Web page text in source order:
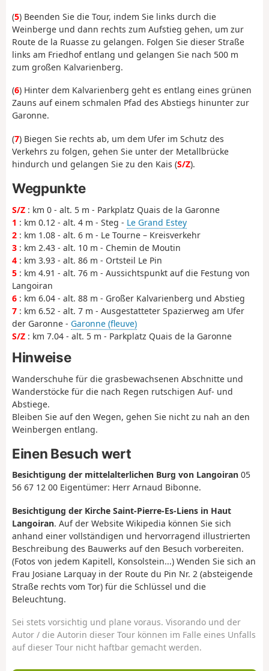
(5) Beenden Sie die Tour, indem Sie links durch die
Weinberge und dann rechts zum Aufstieg gehen, um zur
Route de la Ruasse zu gelangen. Folgen Sie dieser Straße
links am Friedhof entlang und gelangen Sie nach 500 m
zum großen Kalvarienberg.
(6) Hinter dem Kalvarienberg geht es entlang eines grünen
Zauns auf einem schmalen Pfad des Abstiegs hinunter zur
Garonne.
(7) Biegen Sie rechts ab, um dem Ufer im Schutz des
Verkehrs zu folgen, gehen Sie unter der Metallbrücke
hindurch und gelangen Sie zu den Kais (S/Z).
Wegpunkte
S/Z : km 0 - alt. 5 m - Parkplatz Quais de la Garonne
1 : km 0.12 - alt. 4 m - Steg - Le Grand Estey
2 : km 1.08 - alt. 6 m - Le Tourne – Kreisverkehr
3 : km 2.43 - alt. 10 m - Chemin de Moutin
4 : km 3.93 - alt. 86 m - Ortsteil Le Pin
5 : km 4.91 - alt. 76 m - Aussichtspunkt auf die Festung von
Langoiran
6 : km 6.04 - alt. 88 m - Großer Kalvarienberg und Abstieg
7 : km 6.52 - alt. 7 m - Ausgestatteter Spazierweg am Ufer
der Garonne - Garonne (fleuve)
S/Z : km 7.04 - alt. 5 m - Parkplatz Quais de la Garonne
Hinweise
Wanderschuhe für die grasbewachsenen Abschnitte und
Wanderstöcke für die nach Regen rutschigen Auf- und
Abstiege.
Bleiben Sie auf den Wegen, gehen Sie nicht zu nah an den
Weinbergen entlang.
Einen Besuch wert
Besichtigung der mittelalterlichen Burg von Langoiran 05
56 67 12 00 Eigentümer: Herr Arnaud Bibonne.
Besichtigung der Kirche Saint-Pierre-Es-Liens in Haut
Langoiran. Auf der Website Wikipedia können Sie sich
anhand einer vollständigen und hervorragend illustrierten
Beschreibung des Bauwerks auf den Besuch vorbereiten.
(Fotos von jedem Kapitell, Konsolstein...) Wenden Sie sich an
Frau Josiane Larquay in der Route du Pin Nr. 2 (absteigende
Straße rechts vom Tor) für die Schlüssel und die
Beleuchtung.
Sei stets vorsichtig und plane voraus. Visorando und der
Autor / die Autorin dieser Tour können im Falle eines Unfalls
auf dieser Tour nicht haftbar gemacht werden.